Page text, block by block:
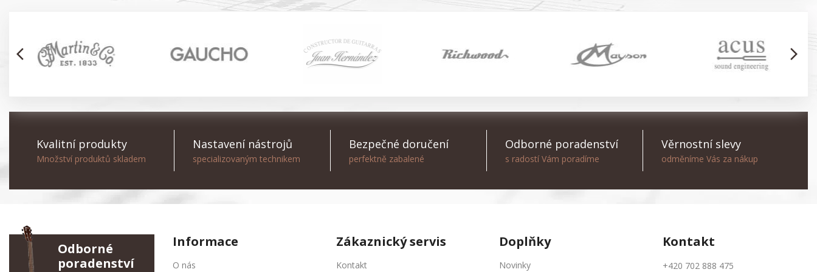
arrow_back_ios arrow_forward_ios
Kvalitní produkty
Množství produktů skladem
Nastavení nástrojů
specializovaným technikem
Bezpečné doručení
perfektně zabalené
Odborné poradenství
s radostí Vám poradíme
Věrnostní slevy
odměníme Vás za nákup
Odborné
poradenství
Informace
O nás
Zákaznický servis
Kontakt
Doplňky
Novinky
Kontakt
+420 702 888 475